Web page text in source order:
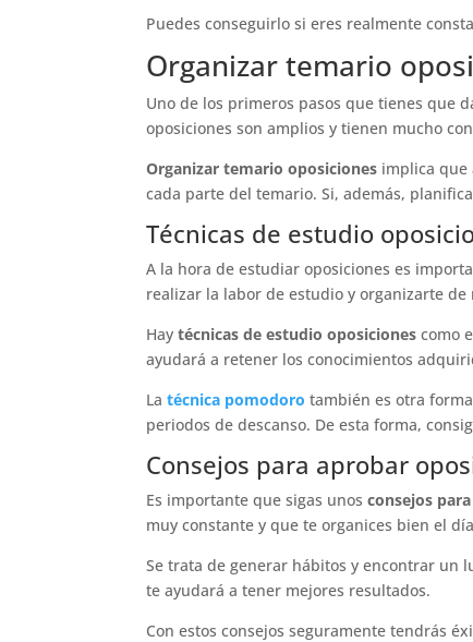
Puedes conseguirlo si eres realmente
Organizar temario
Uno de los primeros pasos que tienes que
oposiciones son amplios y tienen mucho
Organizar temario oposiciones implica que
cada parte del temario. Si, además,
Técnicas de estudio
A la hora de estudiar oposiciones es
realizar la labor de estudio y organizarte de
Haytécnicas de estudio oposiciones como
ayudará a retener los conocimientos
Latécnica pomodoro también es otra
periodos de descanso. De esta forma,
Consejos para aprobar
Es importante que sigas unosconsejos
muy constante y que te organices bien el
Se trata de generar hábitos y encontrar un
te ayudará a tener mejores resultados.
Con estos consejos seguramente tendrás